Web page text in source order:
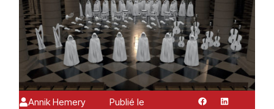
Annik Hemery
Publié le